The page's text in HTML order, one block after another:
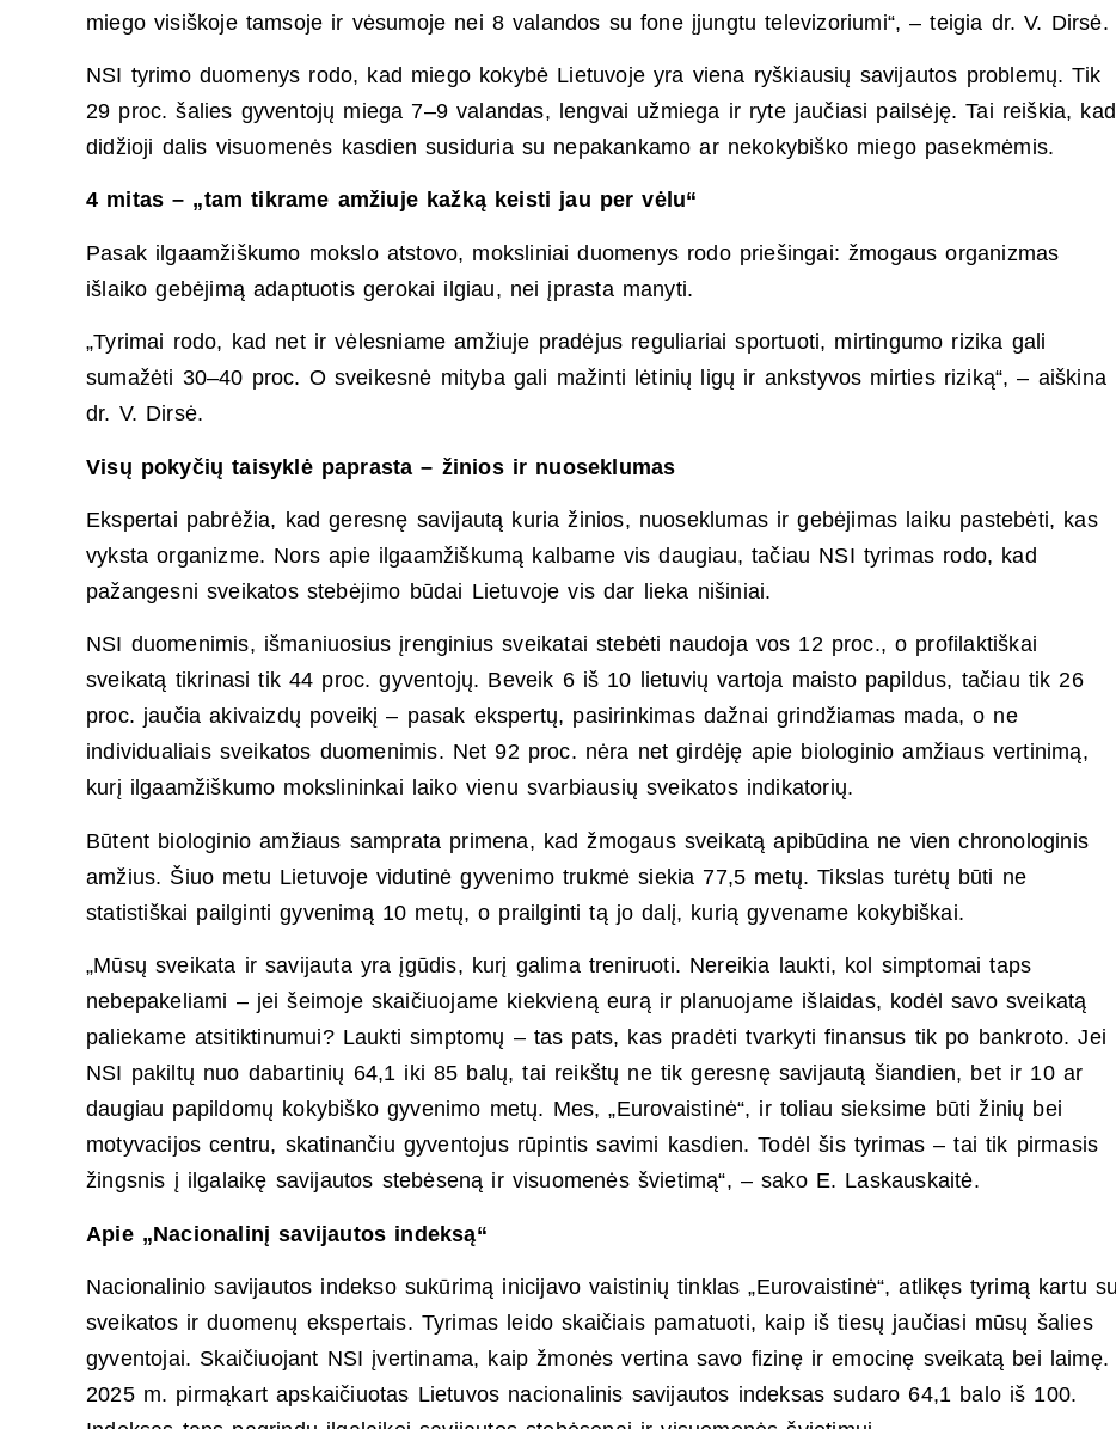
miego visiškoje tamsoje ir vėsumoje nei 8 valandos su fone įjungtu televizoriumi“, – teigia dr. V. Dirsė.
NSI tyrimo duomenys rodo, kad miego kokybė Lietuvoje yra viena ryškiausių savijautos problemų. Tik
29 proc. šalies gyventojų miega 7–9 valandas, lengvai užmiega ir ryte jaučiasi pailsėję. Tai reiškia, kad
didžioji dalis visuomenės kasdien susiduria su nepakankamo ar nekokybiško miego pasekmėmis.
4 mitas – „tam tikrame amžiuje kažką keisti jau per vėlu“
Pasak ilgaamžiškumo mokslo atstovo, moksliniai duomenys rodo priešingai: žmogaus organizmas
išlaiko gebėjimą adaptuotis gerokai ilgiau, nei įprasta manyti.
„Tyrimai rodo, kad net ir vėlesniame amžiuje pradėjus reguliariai sportuoti, mirtingumo rizika gali
sumažėti 30–40 proc. O sveikesnė mityba gali mažinti lėtinių ligų ir ankstyvos mirties riziką“, – aiškina
dr. V. Dirsė.
Visų pokyčių taisyklė paprasta – žinios ir nuoseklumas
Ekspertai pabrėžia, kad geresnę savijautą kuria žinios, nuoseklumas ir gebėjimas laiku pastebėti, kas
vyksta organizme. Nors apie ilgaamžiškumą kalbame vis daugiau, tačiau NSI tyrimas rodo, kad
pažangesni sveikatos stebėjimo būdai Lietuvoje vis dar lieka nišiniai.
NSI duomenimis, išmaniuosius įrenginius sveikatai stebėti naudoja vos 12 proc., o profilaktiškai
sveikatą tikrinasi tik 44 proc. gyventojų. Beveik 6 iš 10 lietuvių vartoja maisto papildus, tačiau tik 26
proc. jaučia akivaizdų poveikį – pasak ekspertų, pasirinkimas dažnai grindžiamas mada, o ne
individualiais sveikatos duomenimis. Net 92 proc. nėra net girdėję apie biologinio amžiaus vertinimą,
kurį ilgaamžiškumo mokslininkai laiko vienu svarbiausių sveikatos indikatorių.
Būtent biologinio amžiaus samprata primena, kad žmogaus sveikatą apibūdina ne vien chronologinis
amžius. Šiuo metu Lietuvoje vidutinė gyvenimo trukmė siekia 77,5 metų. Tikslas turėtų būti ne
statistiškai pailginti gyvenimą 10 metų, o prailginti tą jo dalį, kurią gyvename kokybiškai.
„Mūsų sveikata ir savijauta yra įgūdis, kurį galima treniruoti. Nereikia laukti, kol simptomai taps
nebepakeliami – jei šeimoje skaičiuojame kiekvieną eurą ir planuojame išlaidas, kodėl savo sveikatą
paliekame atsitiktinumui? Laukti simptomų – tas pats, kas pradėti tvarkyti finansus tik po bankroto. Jei
NSI pakiltų nuo dabartinių 64,1 iki 85 balų, tai reikštų ne tik geresnę savijautą šiandien, bet ir 10 ar
daugiau papildomų kokybiško gyvenimo metų. Mes, „Eurovaistinė“, ir toliau sieksime būti žinių bei
motyvacijos centru, skatinančiu gyventojus rūpintis savimi kasdien. Todėl šis tyrimas – tai tik pirmasis
žingsnis į ilgalaikę savijautos stebėseną ir visuomenės švietimą“, – sako E. Laskauskaitė.
Apie „Nacionalinį savijautos indeksą“
Nacionalinio savijautos indekso sukūrimą inicijavo vaistinių tinklas „Eurovaistinė“, atlikęs tyrimą kartu su
sveikatos ir duomenų ekspertais. Tyrimas leido skaičiais pamatuoti, kaip iš tiesų jaučiasi mūsų šalies
gyventojai. Skaičiuojant NSI įvertinama, kaip žmonės vertina savo fizinę ir emocinę sveikatą bei laimę.
2025 m. pirmąkart apskaičiuotas Lietuvos nacionalinis savijautos indeksas sudaro 64,1 balo iš 100.